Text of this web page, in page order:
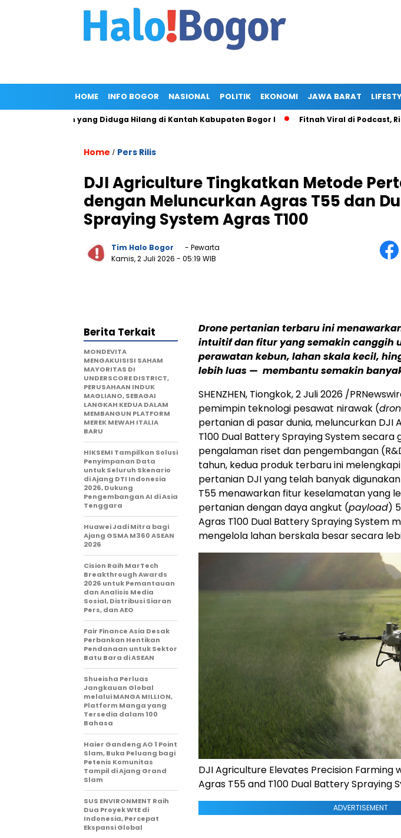
HOME INFO BOGOR NASIONAL POLITIK EKONOMI JAWA BARAT
Pemohon yang Diduga Hilang di Kantah Kabupaten Bogor I Fitnah Viral di Podcast, Ridwan
Home / Pers Rilis
DJI Agriculture Tingkatkan Metode
dengan Meluncurkan Agras T55 dan
Spraying System Agras T100
Tim Halo Bogor
- Pewarta
Kamis, 2 Juli 2026 - 05:19 WIB
Drone pertanian terbaru ini
intuitif dan fitur yang semakin canggih
perawatan kebun, lahan skala kecil,
lebih luas — membantu semakin
SHENZHEN, Tiongkok, 2 Juli 2026 /
pemimpin teknologi pesawat nirawak (
pertanian di pasar dunia, meluncurkan DJI
T100 Dual Battery Spraying System secara
pengalaman riset dan pengembangan
tahun, kedua produk terbaru ini
pertanian DJI yang telah banyak
T55 menawarkan fitur keselamatan yang
pertanian dengan daya angkut (payload)
Agras T100 Dual Battery Spraying System
mengelola lahan berskala besar secara
DJI Agriculture Elevates Precision Farming
Agras T55 and T100 Dual Battery Spraying
ADVERTISEMENT
Berita Terkait
MONDEVITA
MENGAKUISISI SAHAM
MAYORITAS DI
UNDERSCORE DISTRICT,
PERUSAHAAN INDUK
MAGLIANO, SEBAGAI
LANGKAH KEDUA DALAM
MEMBANGUN PLATFORM
MEREK MEWAH ITALIA
BARU
HIKSEMI Tampilkan Solusi
Penyimpanan Data
untuk Seluruh Skenario
di Ajang DTI Indonesia
2026, Dukung
Pengembangan AI di Asia
Tenggara
Huawei Jadi Mitra bagi
Ajang GSMA M360 ASEAN
2026
Cision Raih MarTech
Breakthrough Awards
2026 untuk Pemantauan
dan Analisis Media
Sosial, Distribusi Siaran
Pers, dan AEO
Fair Finance Asia Desak
Perbankan Hentikan
Pendanaan untuk Sektor
Batu Bara di ASEAN
Shueisha Perluas
Jangkauan Global
melalui MANGA MILLION,
Platform Manga yang
Tersedia dalam 100
Bahasa
Haier Gandeng AO 1 Point
Slam, Buka Peluang bagi
Petenis Komunitas
Tampil di Ajang Grand
Slam
SUS ENVIRONMENT Raih
Dua Proyek WtE di
Indonesia, Percepat
Ekspansi Global